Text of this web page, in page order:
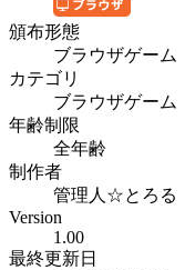
頒布形態
ブラウザゲーム
カテゴリ
ブラウザゲーム
年齢制限
全年齢
制作者
管理人☆とろる
Version
1.00
最終更新日